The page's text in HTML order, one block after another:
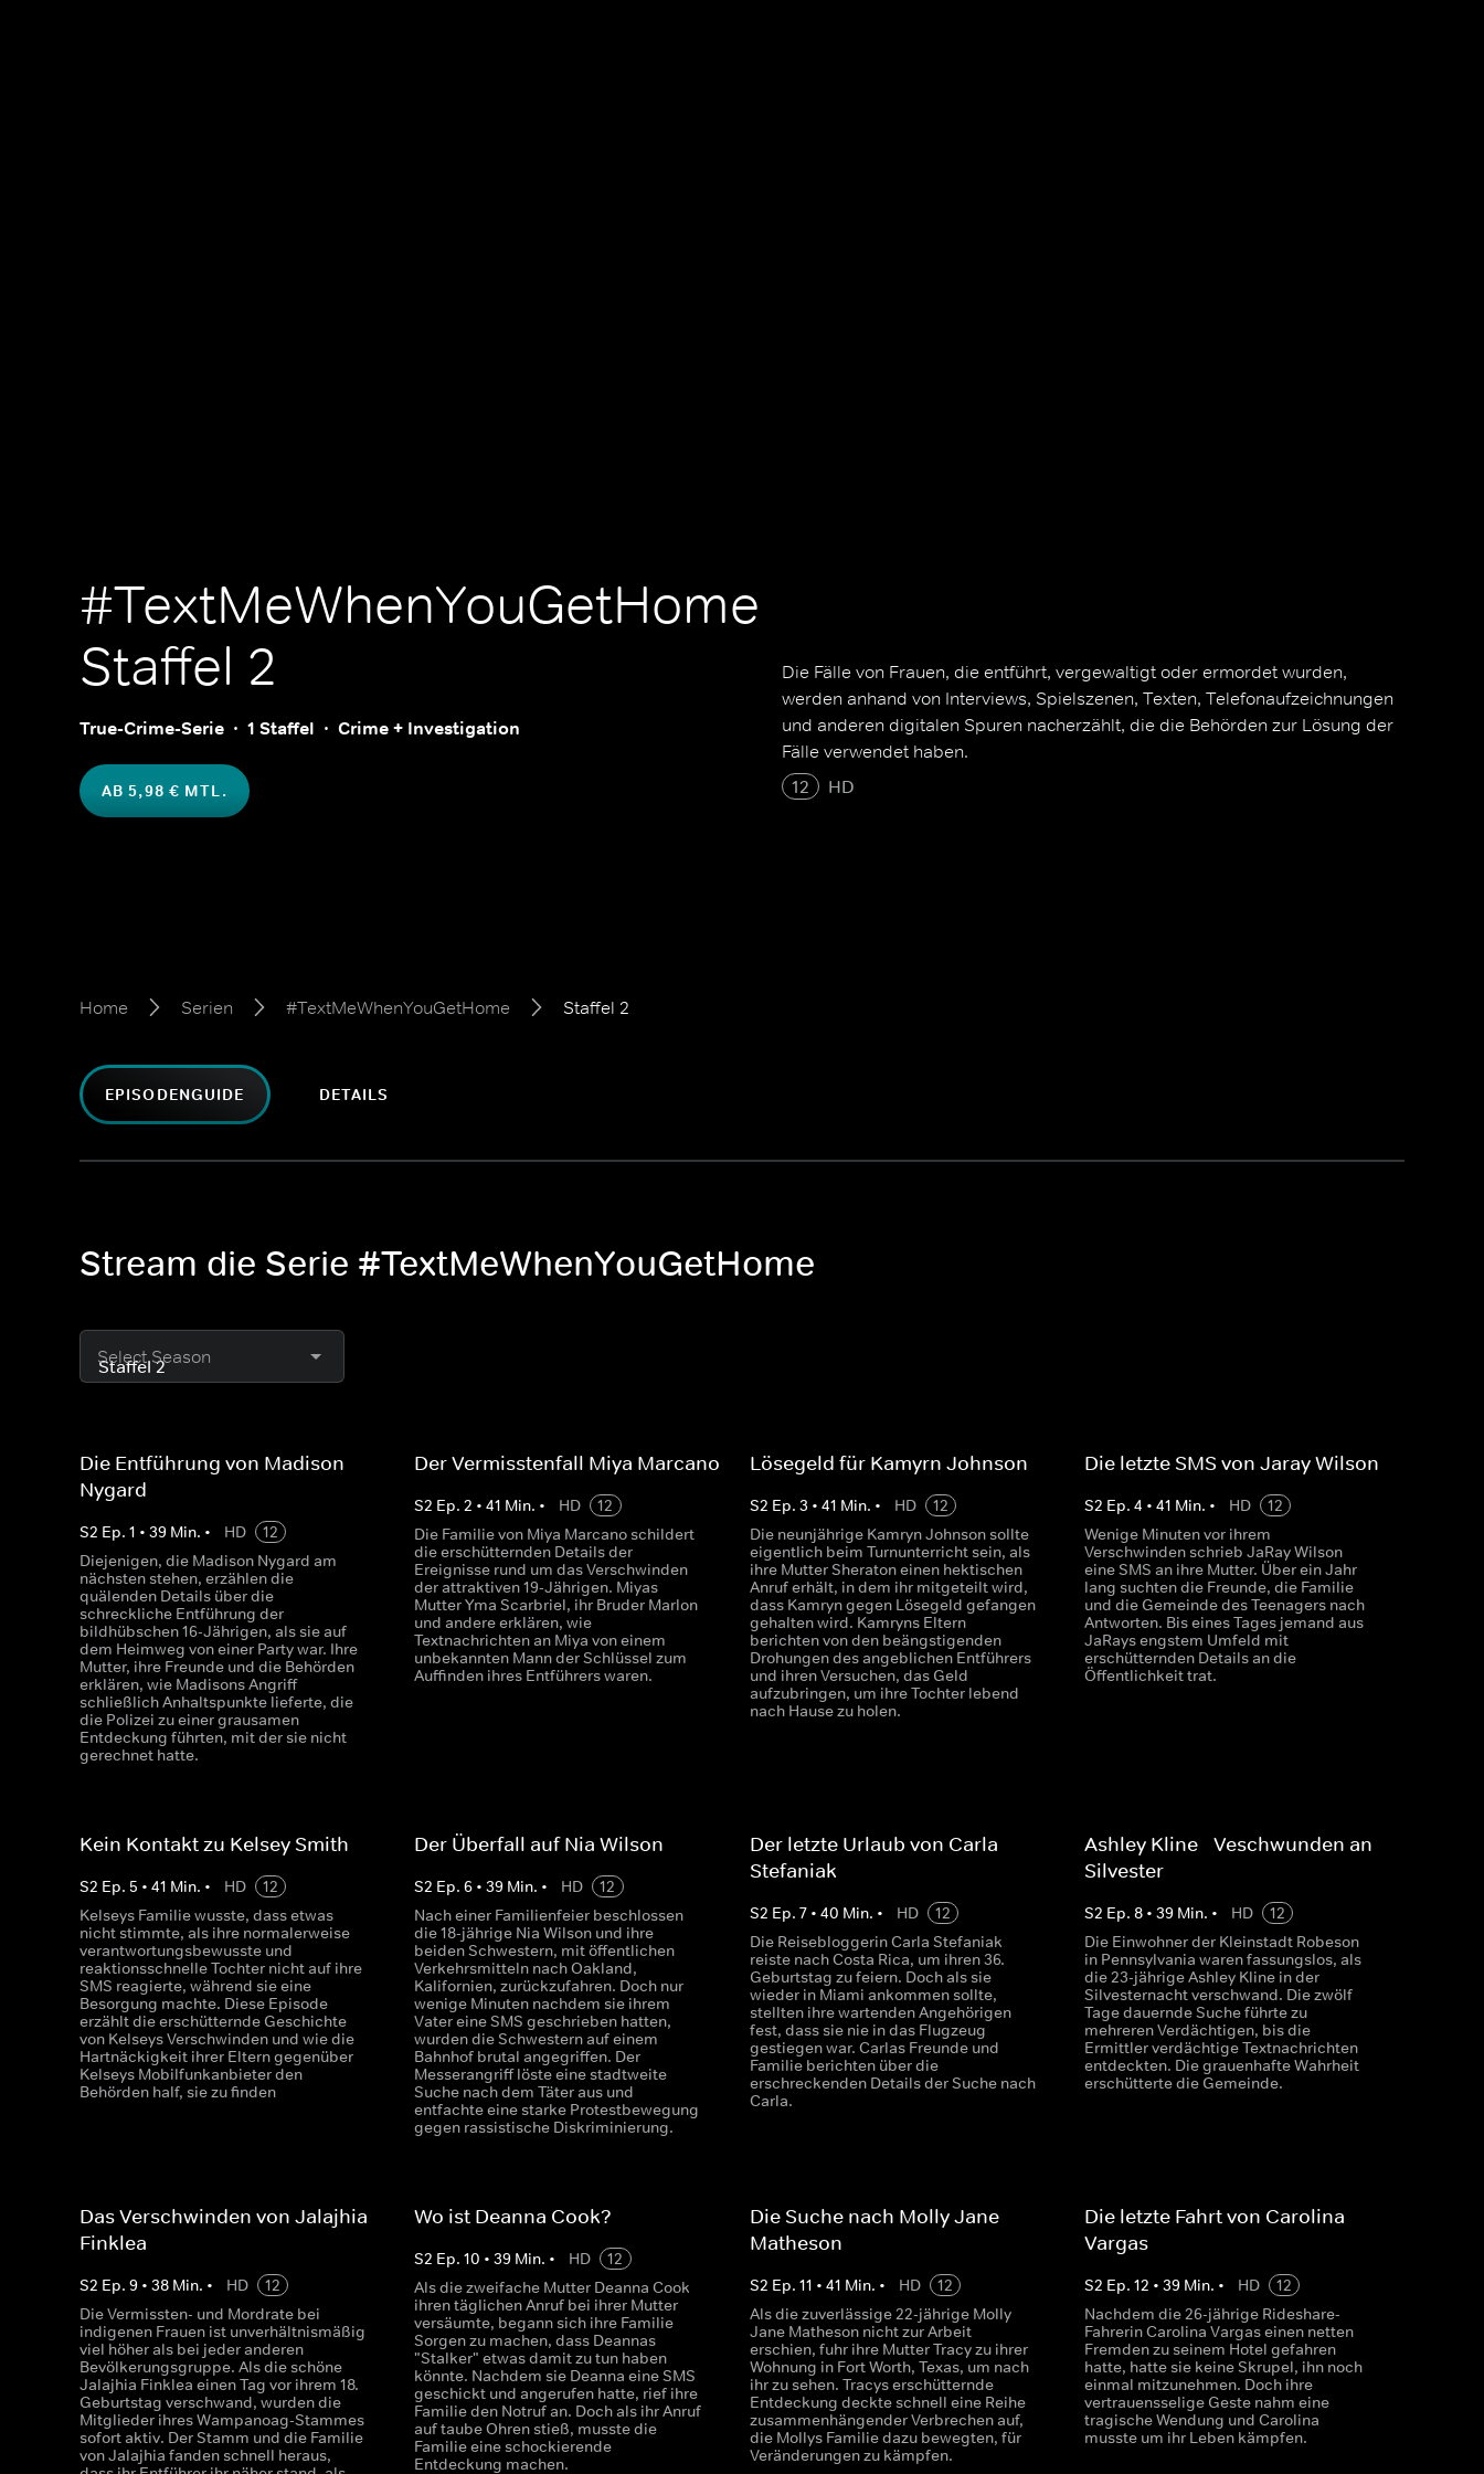
#TextMeWhenYouGetHome
Staffel 2
True-Crime-Serie 1 Staffel Crime + Investigation
AB 5,98 € MTL.
Die Fälle von Frauen, die entführt, vergewaltigt oder ermordet wurden,
werden anhand von Interviews, Spielszenen, Texten, Telefonaufzeichnungen
und anderen digitalen Spuren nacherzählt, die die Behörden zur Lösung der
Fälle verwendet haben.
12
HD
Home Serien #TextMeWhenYouGetHome Staffel 2
EPISODENGUIDE DETAILS
Stream die Serie #TextMeWhenYouGetHome
Select Season
Die Entführung von Madison
Nygard
S2 Ep. 1 • 39 Min. • HD
12
Diejenigen, die Madison Nygard am
nächsten stehen, erzählen die
quälenden Details über die
schreckliche Entführung der
bildhübschen 16-Jährigen, als sie auf
dem Heimweg von einer Party war. Ihre
Mutter, ihre Freunde und die Behörden
erklären, wie Madisons Angriff
schließlich Anhaltspunkte lieferte, die
die Polizei zu einer grausamen
Entdeckung führten, mit der sie nicht
gerechnet hatte.
Der Vermisstenfall Miya Marcano
S2 Ep.2 •41 Min. • HD
12
Die Familie von Miya Marcano schildert
die erschütternden Details der
Ereignisse rund um das Verschwinden
der attraktiven 19-Jährigen. Miyas
Mutter Yma Scarbriel, ihr Bruder Marlon
und andere erklären, wie
Textnachrichten an Miya von einem
unbekannten Mann der Schlüssel zum
Auffinden ihres Entführers waren.
Lösegeld für Kamyrn Johnson
S2 Ep. 3 • 41 Min. • HD
12
Die neunjährige Kamryn Johnson sollte
eigentlich beim Turnunterricht sein, als
ihre Mutter Sheraton einen hektischen
Anruf erhält, in dem ihr mitgeteilt wird,
dass Kamryn gegen Lösegeld gefangen
gehalten wird. Kamryns Eltern
berichten von den beängstigenden
Drohungen des angeblichen Entführers
und ihren Versuchen, das Geld
aufzubringen, um ihre Tochter lebend
nach Hause zu holen.
Die letzte SMS von Jaray Wilson
S2 Ep. 4 • 41 Min. • HD
12
Wenige Minuten vor ihrem
Verschwinden schrieb JaRay Wilson
eine SMS an ihre Mutter. Über ein Jahr
lang suchten die Freunde, die Familie
und die Gemeinde des Teenagers nach
Antworten. Bis eines Tages jemand aus
JaRays engstem Umfeld mit
erschütternden Details an die
Öffentlichkeit trat.
Kein Kontakt zu Kelsey Smith
S2 Ep. 5 • 41 Min. • HD
12
Kelseys Familie wusste, dass etwas
nicht stimmte, als ihre normalerweise
verantwortungsbewusste und
reaktionsschnelle Tochter nicht auf ihre
SMS reagierte, während sie eine
Besorgung machte. Diese Episode
erzählt die erschütternde Geschichte
von Kelseys Verschwinden und wie die
Hartnäckigkeit ihrer Eltern gegenüber
Kelseys Mobilfunkanbieter den
Behörden half, sie zu finden
Der Überfall auf Nia Wilson
S2 Ep.6 •39 Min. • HD
12
Nach einer Familienfeier beschlossen
die 18-jährige Nia Wilson und ihre
beiden Schwestern, mit öffentlichen
Verkehrsmitteln nach Oakland,
Kalifornien, zurückzufahren. Doch nur
wenige Minuten nachdem sie ihrem
Vater eine SMS geschrieben hatten,
wurden die Schwestern auf einem
Bahnhof brutal angegriffen. Der
Messerangriff löste eine stadtweite
Suche nach dem Täter aus und
entfachte eine starke Protestbewegung
gegen rassistische Diskriminierung.
Der letzte Urlaub von Carla
Stefaniak
S2 Ep. 7• 40 Min. • HD
12
Die Reisebloggerin Carla Stefaniak
reiste nach Costa Rica, um ihren 36.
Geburtstag zu feiern. Doch als sie
wieder in Miami ankommen sollte,
stellten ihre wartenden Angehörigen
fest, dass sie nie in das Flugzeug
gestiegen war. Carlas Freunde und
Familie berichten über die
erschreckenden Details der Suche nach
Carla.
Ashley Kline - Veschwunden an
Silvester
S2 Ep. 8• 39Min. • HD
12
Die Einwohner der Kleinstadt Robeson
in Pennsylvania waren fassungslos, als
die 23-jährige Ashley Kline in der
Silvesternacht verschwand. Die zwölf
Tage dauernde Suche führte zu
mehreren Verdächtigen, bis die
Ermittler verdächtige Textnachrichten
entdeckten. Die grauenhafte Wahrheit
erschütterte die Gemeinde.
Das Verschwinden von Jalajhia
Finklea
S2 Ep. 9 • 38 Min. • HD
12
Die Vermissten- und Mordrate bei
indigenen Frauen ist unverhältnismäßig
viel höher als bei jeder anderen
Bevölkerungsgruppe. Als die schöne
Jalajhia Finklea einen Tag vor ihrem 18.
Geburtstag verschwand, wurden die
Mitglieder ihres Wampanoag-Stammes
sofort aktiv. Der Stamm und die Familie
von Jalajhia fanden schnell heraus,
Wo ist Deanna Cook?
S2 Ep.10 •39 Min. • HD
12
Als die zweifache Mutter Deanna Cook
ihren täglichen Anruf bei ihrer Mutter
versäumte, begann sich ihre Familie
Sorgen zu machen, dass Deannas
"Stalker" etwas damit zu tun haben
könnte. Nachdem sie Deanna eine SMS
geschickt und angerufen hatte, rief ihre
Familie den Notruf an. Doch als ihr Anruf
auf taube Ohren stieß, musste die
Familie eine schockierende
Entdeckung machen.
Die Suche nach Molly Jane
Matheson
S2 Ep. 11 • 41 Min. • HD
12
Als die zuverlässige 22-jährige Molly
Jane Matheson nicht zur Arbeit
erschien, fuhr ihre Mutter Tracy zu ihrer
Wohnung in Fort Worth, Texas, um nach
ihr zu sehen. Tracys erschütternde
Entdeckung deckte schnell eine Reihe
zusammenhängender Verbrechen auf,
die Mollys Familie dazu bewegten, für
Veränderungen zu kämpfen.
Die letzte Fahrt von Carolina
Vargas
S2 Ep. 12 • 39Min. • HD
12
Nachdem die 26-jährige Rideshare-
Fahrerin Carolina Vargas einen netten
Fremden zu seinem Hotel gefahren
hatte, hatte sie keine Skrupel, ihn noch
einmal mitzunehmen. Doch ihre
vertrauensselige Geste nahm eine
tragische Wendung und Carolina
musste um ihr Leben kämpfen.